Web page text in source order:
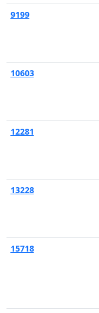
9199
10603
12281
13228
15718